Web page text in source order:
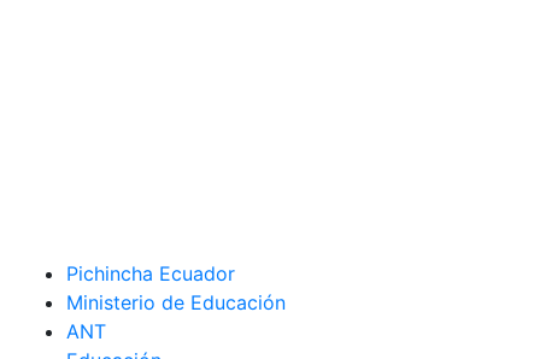
Pichincha Ecuador
Ministerio de Educación
ANT